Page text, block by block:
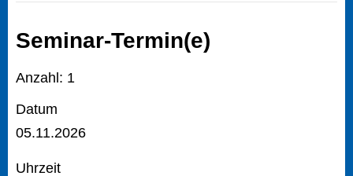
Seminar-Termin(e)
Anzahl: 1
Datum
05.11.2026
Uhrzeit